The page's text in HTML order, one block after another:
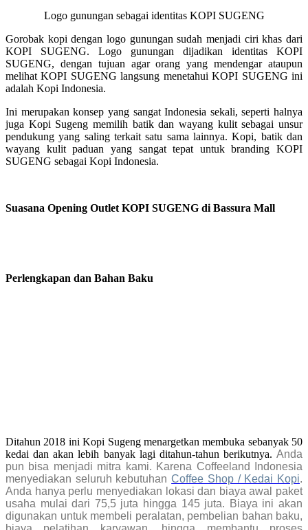
Logo gunungan sebagai identitas KOPI SUGENG
Gorobak kopi dengan logo gunungan sudah menjadi ciri khas dari
KOPI SUGENG. Logo gunungan dijadikan identitas KOPI
SUGENG, dengan tujuan agar orang yang mendengar ataupun
melihat KOPI SUGENG langsung menetahui KOPI SUGENG ini
adalah Kopi Indonesia.
Ini merupakan konsep yang sangat Indonesia sekali, seperti halnya
juga Kopi Sugeng memilih batik dan wayang kulit sebagai unsur
pendukung yang saling terkait satu sama lainnya. Kopi, batik dan
wayang kulit paduan yang sangat tepat untuk branding KOPI
SUGENG sebagai Kopi Indonesia.
Suasana Opening Outlet KOPI SUGENG di Bassura Mall
Perlengkapan dan Bahan Baku
Ditahun 2018 ini Kopi Sugeng menargetkan membuka sebanyak 50
kedai dan akan lebih banyak lagi ditahun-tahun berikutnya. Anda
pun bisa menjadi mitra kami. Karena Coffeeland Indonesia
menyediakan seluruh kebutuhanCoffee Shop / Kedai Kopi.
Anda hanya perlu menyediakan lokasi dan biaya awal paket
usaha mulai dari 75,5 juta hingga 145 juta. Biaya ini akan
digunakan untuk membeli peralatan, pembelian bahan baku,